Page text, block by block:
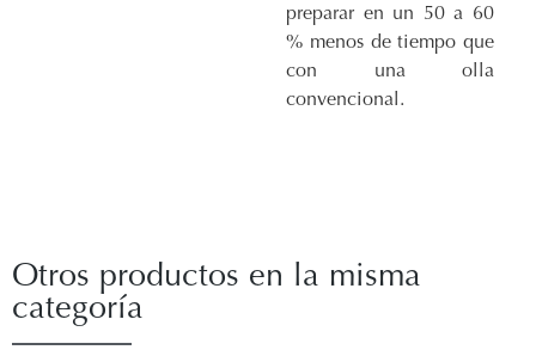
preparar en un 50 a 60
% menos de tiempo que
con una olla
convencional.
Otros productos en la misma
categoría